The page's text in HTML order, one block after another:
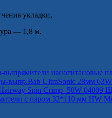
укладки,
— 1,8 м.
04009